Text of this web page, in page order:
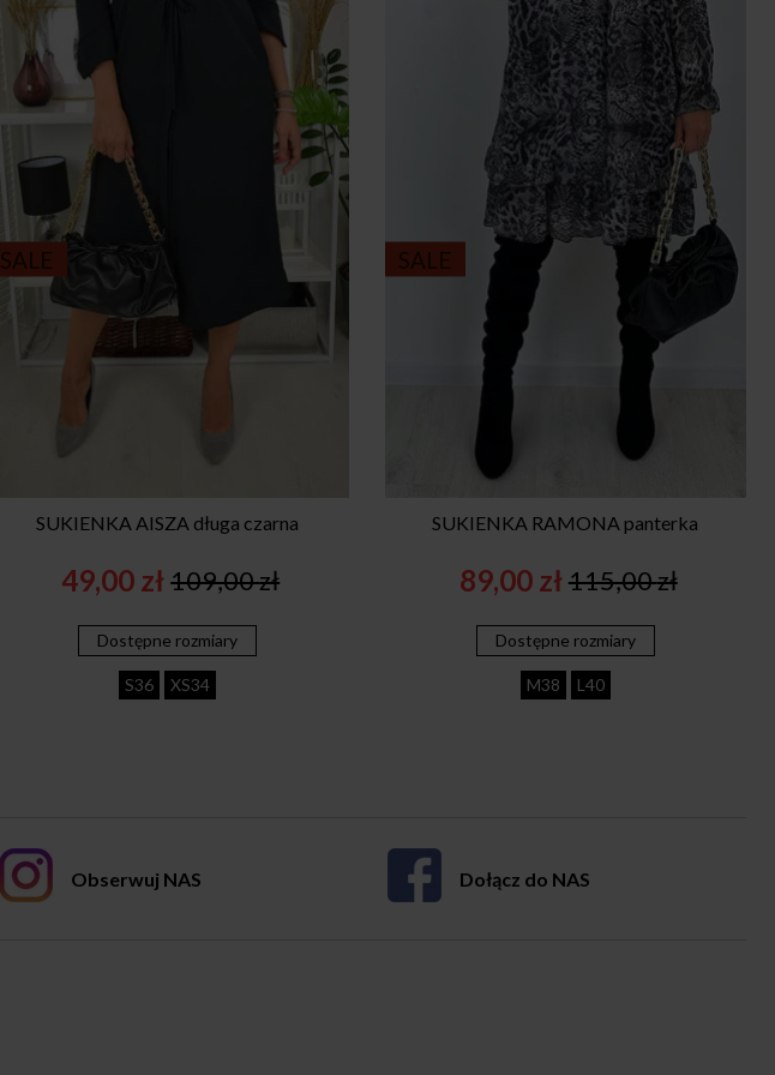
SALE
SUKIENKA AISZA długa czarna
109,00zł
Original
price
was:
109,00 zł.
49,00 złCurrent
price
is:
49,00 zł.
Dostępne rozmiary
S36 XS34
SALE
SUKIENKA RAMONA panterka
115,00zł
Original
price
was:
115,00 zł.
89,00 złCurrent
price
is:
89,00 zł.
Dostępne rozmiary
M38 L40
Obserwuj NAS Dołącz do NAS